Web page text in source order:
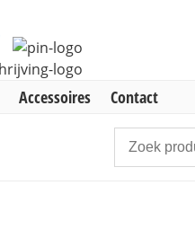
Accessoires Contact